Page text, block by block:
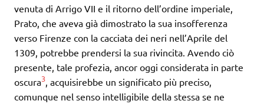
venuta di Arrigo VII e il ritorno dell’ordine imperiale,
Prato, che aveva già dimostrato la sua insofferenza
verso Firenze con la cacciata dei neri nell’Aprile del
1309, potrebbe prendersi la sua rivincita. Avendo ciò
presente, tale profezia, ancor oggi considerata in parte
oscura3 , acquisirebbe un significato più preciso,
comunque nel senso intelligibile della stessa se ne